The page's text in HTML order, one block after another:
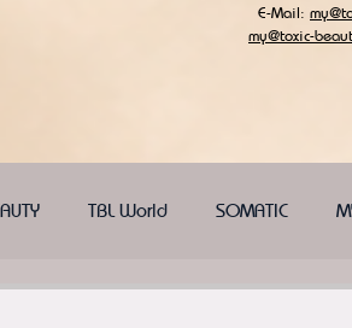
E-Mail:
my@toxic-
TBL World SOMATIC